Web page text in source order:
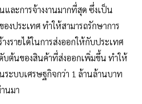
และการจ้างงานมากที่สุด ซึ่งเป็น
งประเทศ ทำให้สามารถรักษาการ
งรายได้ในการส่งออกให้กับประเทศ
บต้นของสินค้าที่ส่งออกเพิ่มขึ้น ทำให้
ระบบเศรษฐกิจกว่า 1 ล้านล้านบาท
นมา